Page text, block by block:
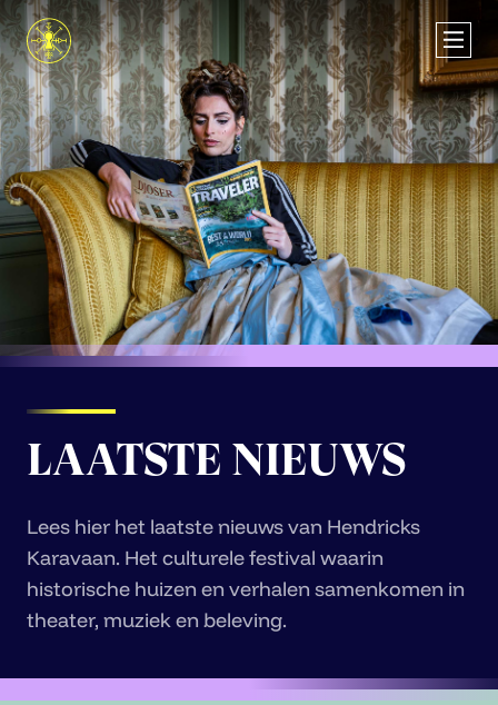
LAATSTE NIEUWS
Lees hier het laatste nieuws van Hendricks
Karavaan. Het culturele festival waarin
historische huizen en verhalen samenkomen in
theater, muziek en beleving.